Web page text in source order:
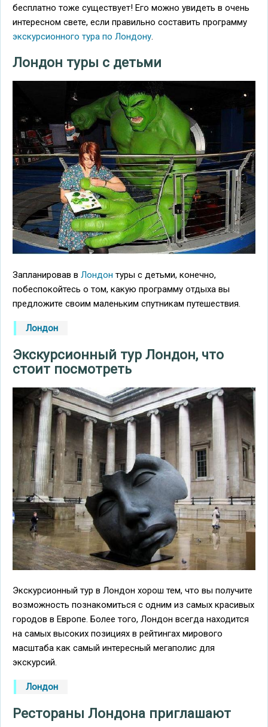
бесплатно тоже существует! Его можно увидеть в очень
интересном свете, если правильно составить программу
экскурсионного тура по Лондону.
Лондон туры с детьми
Запланировав в Лондон туры с детьми, конечно,
побеспокойтесь о том, какую программу отдыха вы
предложите своим маленьким спутникам путешествия.
Лондон
Экскурсионный тур Лондон, что
стоит посмотреть
Экскурсионный тур в Лондон хорош тем, что вы получите
возможность познакомиться с одним из самых красивых
городов в Европе. Более того, Лондон всегда находится
на самых высоких позициях в рейтингах мирового
масштаба как самый интересный мегаполис для
экскурсий.
Лондон
Рестораны Лондона приглашают